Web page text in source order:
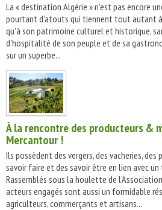
La « destination Algérie » n'est pas encore
pourtant d'atouts qui tiennent tout autant
qu'à son patrimoine culturel et historique,
d'hospitalité de son peuple et de sa
sur un superbe...
À la rencontre des producteurs &
Mercantour !
Ils possèdent des vergers, des vacheries, des
savoir faire et des savoir être en lien avec
Rassemblés sous la houlette de
acteurs engagés sont aussi un formidable
agriculteurs, commerçants et artisans...